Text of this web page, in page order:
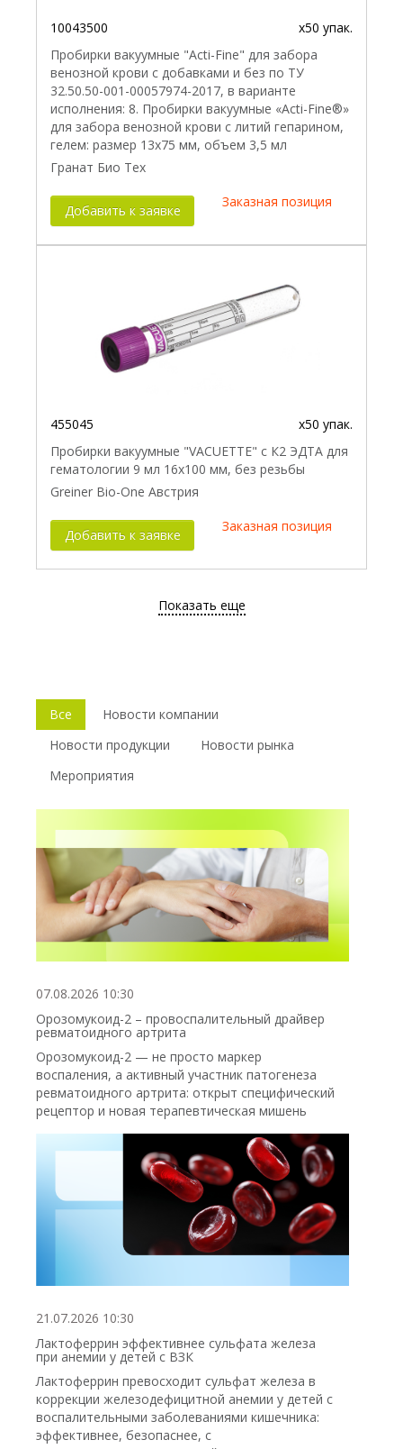
10043500
x50 упак.
Пробирки вакуумные "Acti-Fine" для забора
венозной крови с добавками и без по ТУ
32.50.50-001-00057974-2017, в варианте
исполнения: 8. Пробирки вакуумные «Acti-Fine®»
для забора венозной крови с литий гепарином,
гелем: размер 13х75 мм, объем 3,5 мл
Гранат Био Тех
Добавить к заявке
Заказная позиция
455045
x50 упак.
Пробирки вакуумные "VACUETTE" с К2 ЭДТА для
гематологии 9 мл 16х100 мм, без резьбы
Greiner Bio-One Австрия
Добавить к заявке
Заказная позиция
Показать еще
Все
Новости компании
Новости продукции
Новости рынка
Мероприятия
07.08.2026 10:30
Орозомукоид-2 – провоспалительный драйвер
ревматоидного артрита
Орозомукоид-2 — не просто маркер
воспаления, а активный участник патогенеза
ревматоидного артрита: открыт специфический
рецептор и новая терапевтическая мишень
21.07.2026 10:30
Лактоферрин эффективнее сульфата железа
при анемии у детей с ВЗК
Лактоферрин превосходит сульфат железа в
коррекции железодефицитной анемии у детей с
воспалительными заболеваниями кишечника:
эффективнее, безопаснее, с